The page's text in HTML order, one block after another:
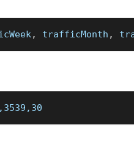
, trafficMonth ,